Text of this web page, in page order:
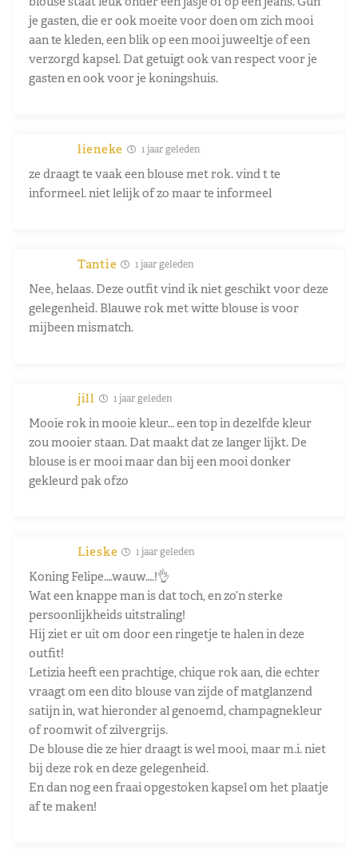
je gasten, die er ook moeite voor doen om zich mooi
aan te kleden, een blik op een mooi juweeltje of een
verzorgd kapsel. Dat getuigt ook van respect voor je
gasten en ook voor je koningshuis.
lieneke 1 jaar geleden
ze draagt te vaak een blouse met rok. vind t te
informeel. niet lelijk of zo maar te informeel
Tantie 1 jaar geleden
Nee, helaas. Deze outfit vind ik niet geschikt voor deze
gelegenheid. Blauwe rok met witte blouse is voor
mijbeen mismatch.
jill 1 jaar geleden
Mooie rok in mooie kleur… een top in dezelfde kleur
zou mooier staan. Dat maakt dat ze langer lijkt. De
blouse is er mooi maar dan bij een mooi donker
gekleurd pak ofzo
Lieske 1 jaar geleden
Koning Felipe….wauw….!👌
Wat een knappe man is dat toch, en zo’n sterke
persoonlijkheids uitstraling!
Hij ziet er uit om door een ringetje te halen in deze
outfit!
Letizia heeft een prachtige, chique rok aan, die echter
vraagt om een dito blouse van zijde of matglanzend
satijn in, wat hieronder al genoemd, champagnekleur
of roomwit of zilvergrijs.
De blouse die ze hier draagt is wel mooi, maar m.i. niet
bij deze rok en deze gelegenheid.
En dan nog een fraai opgestoken kapsel om het plaatje
af te maken!